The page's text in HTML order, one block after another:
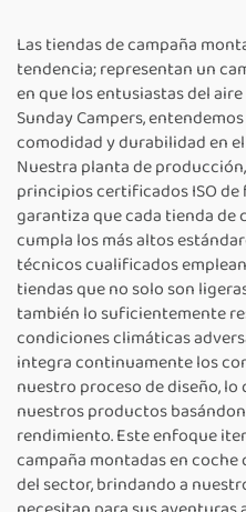
Las tiendas de campaña
tendencia; representan un
en que los entusiastas del
Sunday Campers,
comodidad y durabilidad en
Nuestra planta de
principios certificados ISO
garantiza que cada tienda de
cumpla los más altos
técnicos cualificados
tiendas que no solo son
también lo suficientemente
condiciones climáticas
integra continuamente los
nuestro proceso de diseño,
nuestros productos
rendimiento. Este enfoque
campaña montadas en
del sector, brindando a